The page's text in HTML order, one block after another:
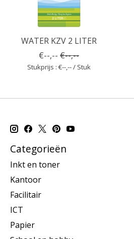
WATER KZV 2 LITER
€--,-- €--,--
Stukprijs : €--,-- / Stuk
Categorieën
Inkt en toner
Kantoor
Facilitair
ICT
Papier